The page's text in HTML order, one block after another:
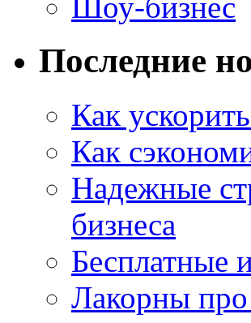
Последние
Как
Как
Надежные
бизнеса
Бесплатные
Лакорны